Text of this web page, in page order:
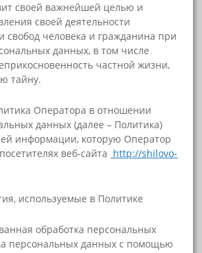
своей важнейшей целью и
своей деятельности
свобод человека и гражданина при
данных, в том числе
частной жизни,
тайну.
Оператора в отношении
данных (далее – Политика)
информации, которую Оператор
веб-сайта http://shilovo-
используемые в Политике
обработка персональных
персональных данных с помощью